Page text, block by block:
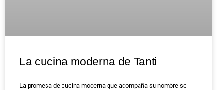
La cucina moderna de Tanti
La promesa de cucina moderna que acompaña su nombre se